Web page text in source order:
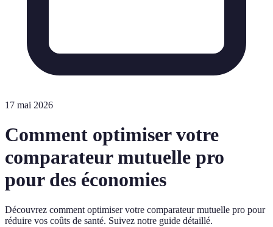
17 mai 2026
Comment optimiser votre
comparateur mutuelle pro
pour des économies
Découvrez comment optimiser votre comparateur mutuelle pro pour
réduire vos coûts de santé. Suivez notre guide détaillé.